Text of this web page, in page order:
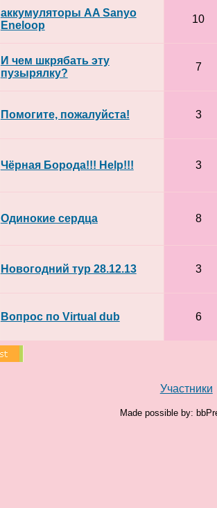
аккумуляторы AA Sanyo
Eneloop
10
И чем шкрябать эту
пузырялку?
7
Помогите, пожалуйста! 3
Чёрная Борода!!! Help!!! 3
Одинокие сердца 8
Новогодний тур 28.12.13 3
Вопрос по Virtual dub 6
Участники
Made possible by: